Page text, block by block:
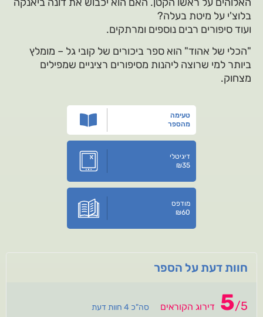
בלוצ'י על מיטת בעלה?
ועוד סיפורים רבים נוספים ומרתקים.
"הכלי של אהוד" הוא ספר ביכורים של קובי גל – מומלץ
ביותר למי שרוצה ליהנות מסיפורים רציניים שמפילים
מצחוק.
טעימה
מהספר
דיגיטלי
₪35
מודפס
₪60
חוות דעת על הספר
5/5 דירוג הקוראים סה"כ 4 חוות דעת